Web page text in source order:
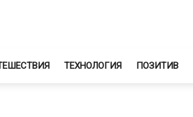
ТЕХНОЛОГИЯ ПОЗИТИВ